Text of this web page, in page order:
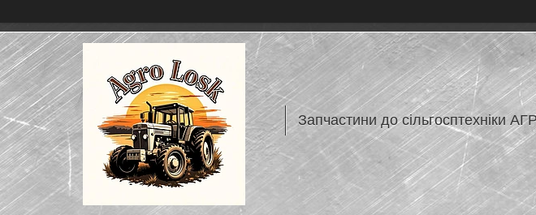
Запчастини до сільгосптехніки